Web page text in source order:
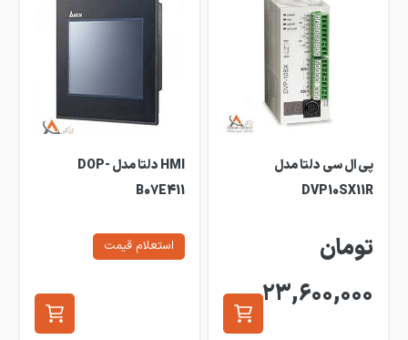
پی ال سی دلتا مدل
DVP10SX11R
تومان
23,600,000
HMI دلتا مدل DOP-
B07E411
استعلام قیمت